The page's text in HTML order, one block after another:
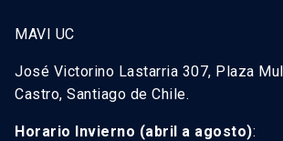
MAVI UC
José Victorino Lastarria 307, Plaza
Castro, Santiago de Chile.
Horario Invierno (abril a agosto):